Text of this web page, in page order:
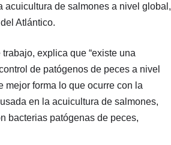
acuicultura de salmones a nivel global,
Atlántico.
explica que “existe una
de patógenos de peces a nivel
mejor forma lo que ocurre con la
en la acuicultura de salmones,
bacterias patógenas de peces,